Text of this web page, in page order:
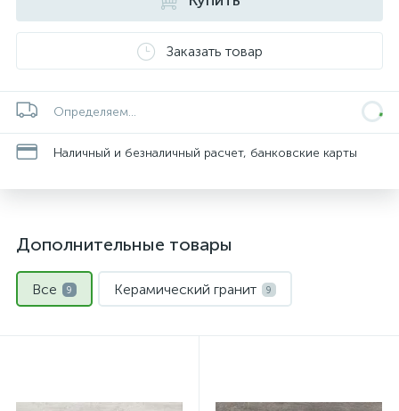
Заказать товар
Определяем...
Наличный и безналичный расчет, банковские карты
Дополнительные товары
Все 9 Керамический гранит 9